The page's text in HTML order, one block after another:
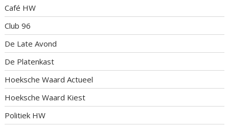
Café HW
Club 96
De Late Avond
De Platenkast
Hoeksche Waard Actueel
Hoeksche Waard Kiest
Politiek HW